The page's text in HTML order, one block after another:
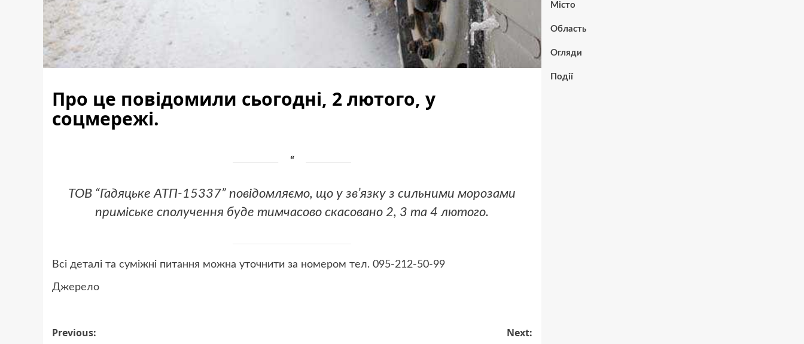
Про це повідомили сьогодні, 2 лютого, у
соцмережі.
ТОВ “Гадяцьке АТП-15337” повідомляємо, що у зв’язку з сильними морозами
приміське сполучення буде тимчасово скасовано 2, 3 та 4 лютого.
Всі деталі та суміжні питання можна уточнити за номером тел. 095-212-50-99
Джерело
Post
Previous:
Next:
Місто
Область
Огляди
Події